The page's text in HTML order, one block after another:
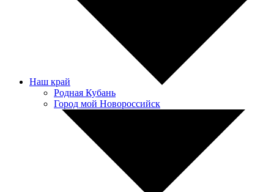
Наш край
Родная Кубань
Город мой Новороссийск